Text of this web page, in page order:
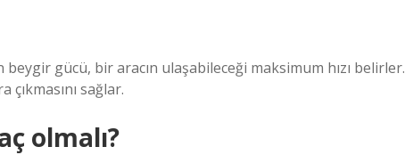
gücü, bir aracın ulaşabileceği maksimum hızı belirler.
sağlar.
olmalı?